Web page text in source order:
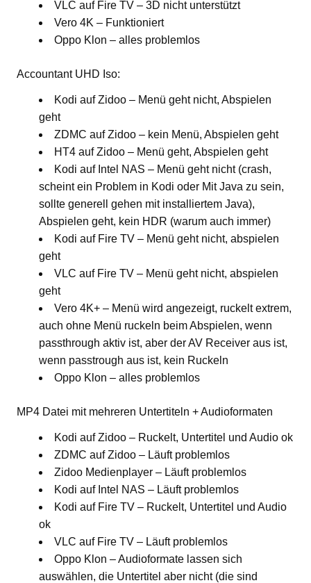
VLC auf Fire TV – 3D nicht unterstützt
Vero 4K – Funktioniert
Oppo Klon – alles problemlos
Accountant UHD Iso:
Kodi auf Zidoo – Menü geht nicht, Abspielen
geht
ZDMC auf Zidoo – kein Menü, Abspielen geht
HT4 auf Zidoo – Menü geht, Abspielen geht
Kodi auf Intel NAS – Menü geht nicht (crash,
scheint ein Problem in Kodi oder Mit Java zu sein,
sollte generell gehen mit installiertem Java),
Abspielen geht, kein HDR (warum auch immer)
Kodi auf Fire TV – Menü geht nicht, abspielen
geht
VLC auf Fire TV – Menü geht nicht, abspielen
geht
Vero 4K+ – Menü wird angezeigt, ruckelt extrem,
auch ohne Menü ruckeln beim Abspielen, wenn
passthrough aktiv ist, aber der AV Receiver aus ist,
wenn passtrough aus ist, kein Ruckeln
Oppo Klon – alles problemlos
MP4 Datei mit mehreren Untertiteln + Audioformaten
Kodi auf Zidoo – Ruckelt, Untertitel und Audio ok
ZDMC auf Zidoo – Läuft problemlos
Zidoo Medienplayer – Läuft problemlos
Kodi auf Intel NAS – Läuft problemlos
Kodi auf Fire TV – Ruckelt, Untertitel und Audio
ok
VLC auf Fire TV – Läuft problemlos
Oppo Klon – Audioformate lassen sich
auswählen, die Untertitel aber nicht (die sind